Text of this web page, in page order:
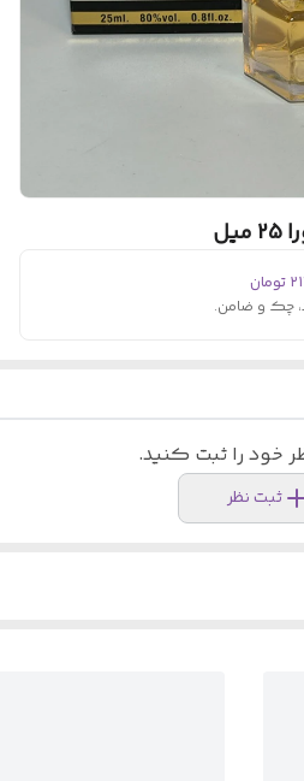
تومان
خود را ثبت کنید.
ثبت نظر